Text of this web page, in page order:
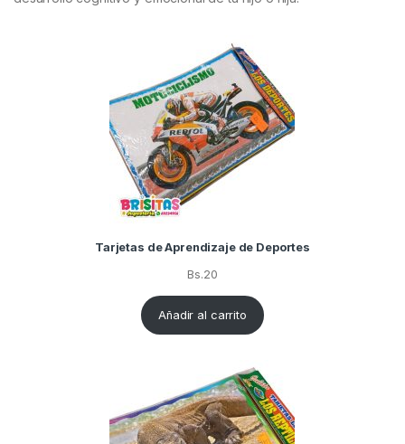
Tarjetas de Aprendizaje de Deportes
Bs.20
Añadir al carrito